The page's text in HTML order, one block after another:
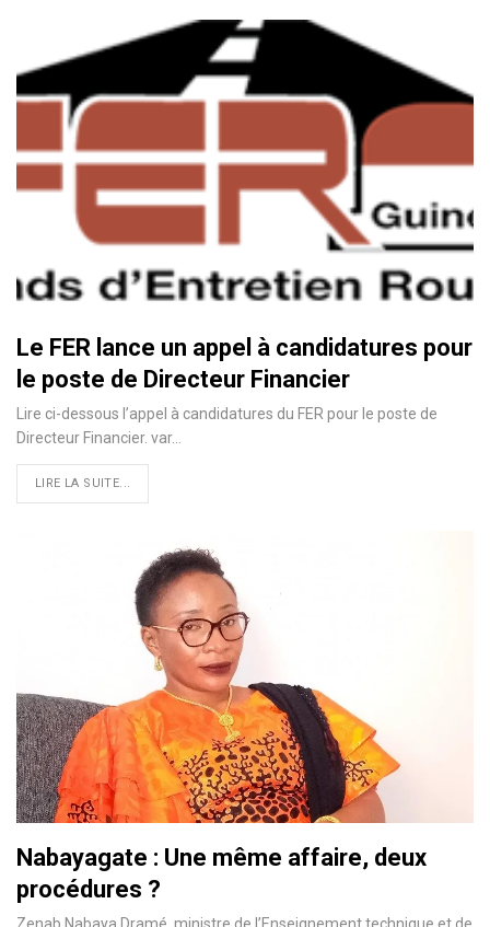
Le FER lance un appel à candidatures pour
le poste de Directeur Financier
Lire ci-dessous l’appel à candidatures du FER pour le poste de
Directeur Financier. var…
LIRE LA SUITE...
Nabayagate : Une même affaire, deux
procédures ?